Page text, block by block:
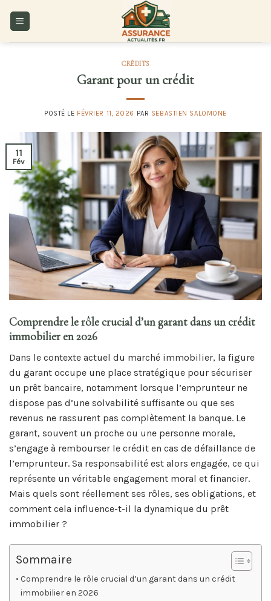
CRÉDITS
Garant pour un crédit
POSTÉ LE FÉVRIER 11, 2026 PAR SEBASTIEN SALOMONE
11
Fév
Comprendre le rôle crucial d’un garant dans un crédit
immobilier en 2026
Dans le contexte actuel du marché immobilier, la figure
du garant occupe une place stratégique pour sécuriser
un prêt bancaire, notamment lorsque l’emprunteur ne
dispose pas d’une solvabilité suffisante ou que ses
revenus ne rassurent pas complètement la banque. Le
garant, souvent un proche ou une personne morale,
s’engage à rembourser le crédit en cas de défaillance de
l’emprunteur. Sa responsabilité est alors engagée, ce qui
représente un véritable engagement moral et financier.
Mais quels sont réellement ses rôles, ses obligations, et
comment cela influence-t-il la dynamique du prêt
immobilier ?
Sommaire
Comprendre le rôle crucial d’un garant dans un crédit
immobilier en 2026